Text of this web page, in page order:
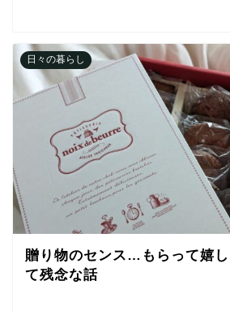
日々の暮らし
贈り物のセンス…もらって嬉
て残念な話